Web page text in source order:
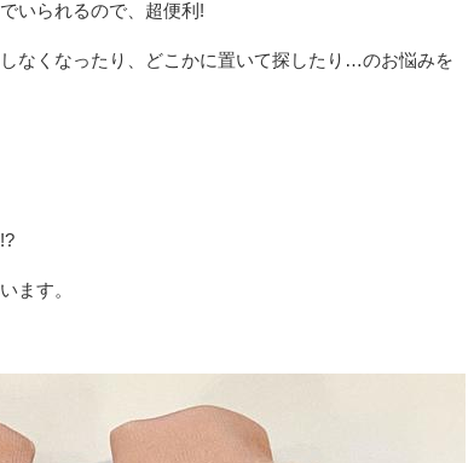
いられるので、超便利!
なくなったり、どこかに置いて探したり…のお悩みを
ます。